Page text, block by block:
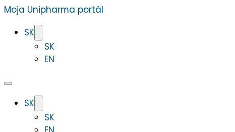
Moja Unipharma portál
SK
SK
EN
SK
SK